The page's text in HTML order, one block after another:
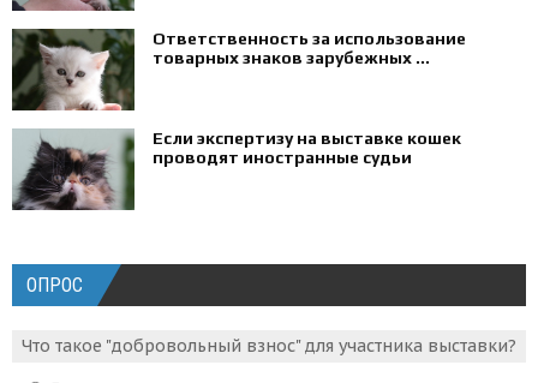
Ответственность за использование
товарных знаков зарубежных ...
Если экспертизу на выставке кошек
проводят иностранные судьи
ОПРОС
Что такое "добровольный взнос" для участника выставки?